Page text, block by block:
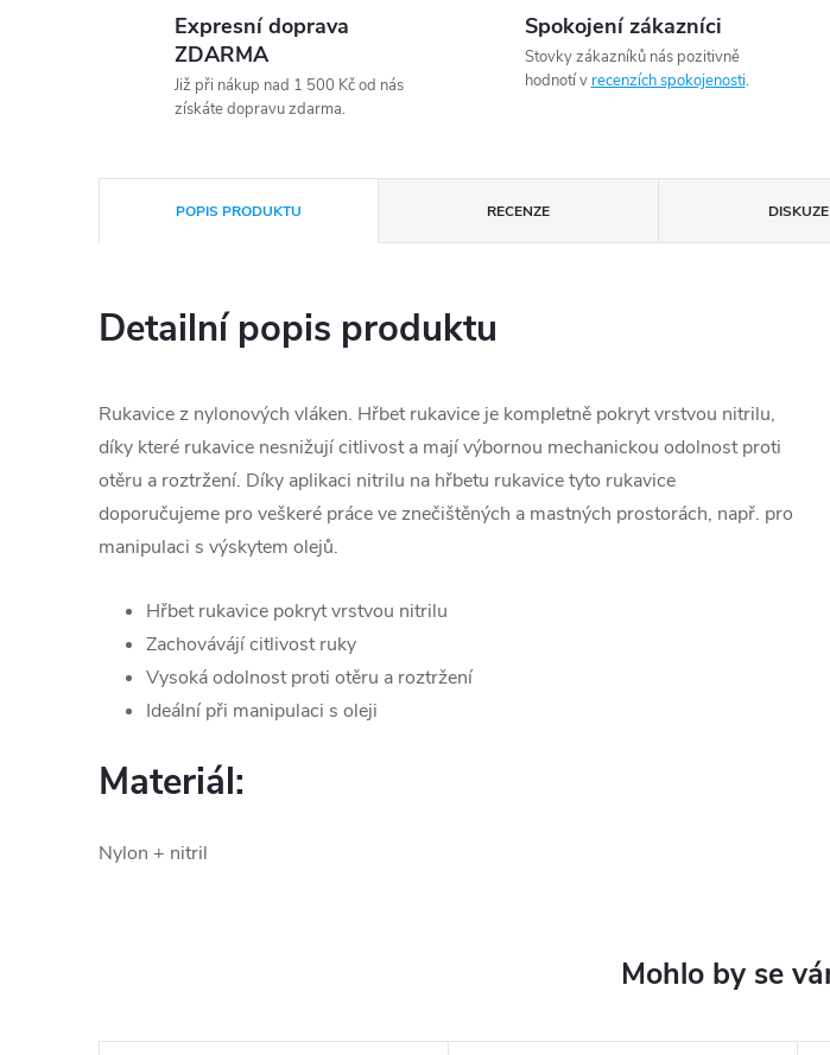
Expresní doprava
ZDARMA
Již při nákup nad 1 500 Kč od nás
získáte dopravu zdarma.
Spokojení zákazníci
Stovky zákazníků nás pozitivně
hodnotí v recenzích spokojenosti.
POPIS PRODUKTU RECENZE DISKUZE
Detailní popis produktu
Rukavice z nylonových vláken. Hřbet rukavice je kompletně pokryt vrstvou nitrilu,
díky které rukavice nesnižují citlivost a mají výbornou mechanickou odolnost proti
otěru a roztržení. Díky aplikaci nitrilu na hřbetu rukavice tyto rukavice
doporučujeme pro veškeré práce ve znečištěných a mastných prostorách, např. pro
manipulaci s výskytem olejů.
Hřbet rukavice pokryt vrstvou nitrilu
Zachovávájí citlivost ruky
Vysoká odolnost proti otěru a roztržení
Ideální při manipulaci s oleji
Materiál:
Nylon + nitril